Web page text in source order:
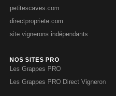
petitescaves.com
directpropriete.com
site vignerons indépendants
NOS SITES PRO
Les Grappes PRO
Les Grappes PRO Direct Vigneron